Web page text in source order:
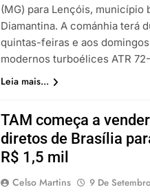
(MG) para Lençóis, município
Diamantina. A cománhia terá
quintas-feiras e aos
modernos turboélices ATR
Leia mais...
TAM começa a
diretos de Brasília
R$ 1,5 mil
Celso Martins 9 De